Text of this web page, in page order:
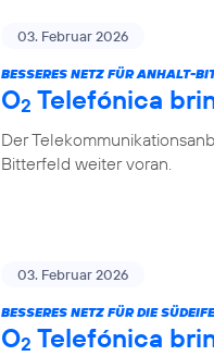
03. Februar 2026
BESSERES NETZ FÜR ANHALT-
O2 Telefónica
Der
Bitterfeld weiter voran.
03. Februar 2026
BESSERES NETZ FÜR DIE
O2 Telefónica